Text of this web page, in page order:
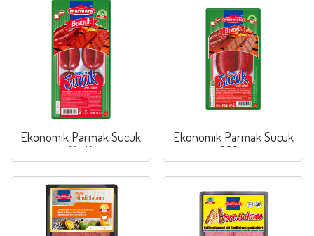
Ekonomik Parmak Sucuk
(Acılı)
Ekonomik Parmak Sucuk
200 g